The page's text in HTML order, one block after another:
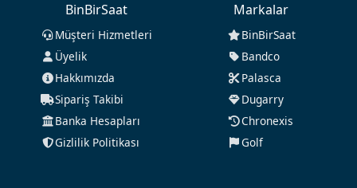
BinBirSaat
Müşteri Hizmetleri
Üyelik
Hakkımızda
Sipariş Takibi
Banka Hesapları
Gizlilik Politikası
Markalar
BinBirSaat
Bandco
Palasca
Dugarry
Chronexis
Golf